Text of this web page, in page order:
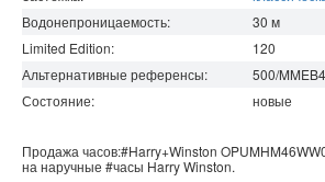
Водонепроницаемость: 30 м
Limited Edition:
120
Альтернативные референсы:
500/
Состояние:
новые
Продажа часов:#Harry+Winston
на наручные #часы Harry Winston.